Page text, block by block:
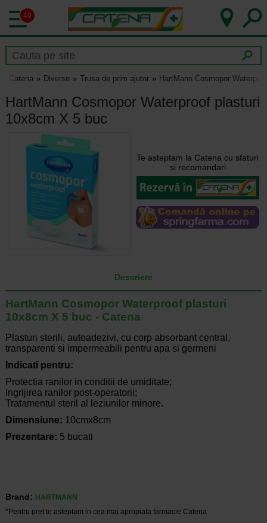
40
Catena Diverse Trusa de prim ajutor HartMann Cosmopor
HartMann Cosmopor Waterproof plasturi
10x8cm X 5 buc
Te asteptam la Catena cu sfaturi
si recomandari
Descriere
HartMann Cosmopor Waterproof plasturi
10x8cm X 5 buc - Catena
Plasturi sterili, autoadezivi, cu corp absorbant central,
transparenti si impermeabili pentru apa si germeni
Indicati pentru:
Protectia ranilor in conditii de umiditate;
Ingrijirea ranilor post-operatorii;
Tratamentul steril al leziunilor minore.
Dimensiune: 10cmx8cm
Prezentare: 5 bucati
Brand:
HARTMANN
*Pentru pret te asteptam in cea mai apropiata farmacie Catena